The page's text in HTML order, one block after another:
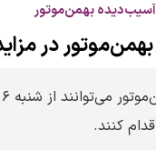
بهمن‌موتور
در
کنند.